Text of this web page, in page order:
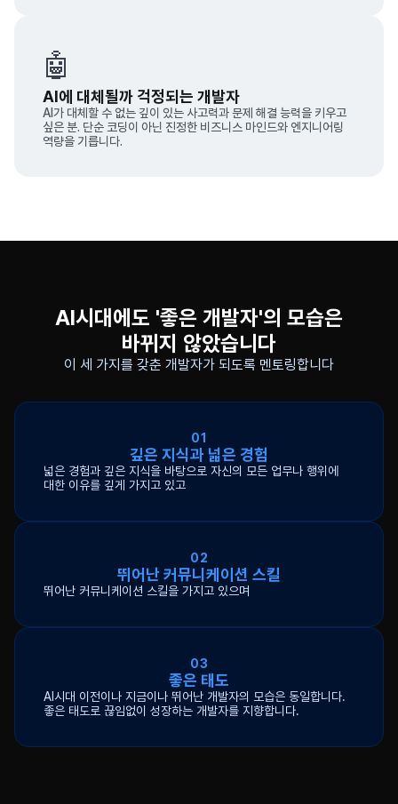
🤖
AI에 대체될까 걱정되는 개발자
AI가 대체할 수 없는 깊이 있는 사고력과 문제 해결 능력을 키우고
싶은 분. 단순 코딩이 아닌 진정한 비즈니스 마인드와 엔지니어링
역량을 기릅니다.
AI시대에도 '좋은 개발자'의 모습은
바뀌지 않았습니다
이 세 가지를 갖춘 개발자가 되도록 멘토링합니다
01
깊은 지식과 넓은 경험
넓은 경험과 깊은 지식을 바탕으로 자신의 모든 업무나 행위에
대한 이유를 깊게 가지고 있고
02
뛰어난 커뮤니케이션 스킬
뛰어난 커뮤니케이션 스킬을 가지고 있으며
03
좋은 태도
AI시대 이전이나 지금이나 뛰어난 개발자의 모습은 동일합니다.
좋은 태도로 끊임없이 성장하는 개발자를 지향합니다.